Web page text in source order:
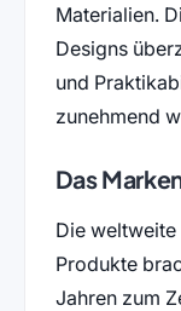
Materialien.
Designs
und
zunehmend
Das
Die
Produkte
Jahren zum